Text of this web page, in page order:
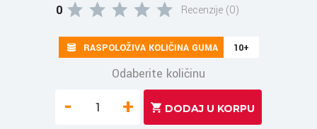
0 Recenzije (0)
RASPOLOŽIVA KOLIČINA GUMA 10+
Odaberite količinu
- +